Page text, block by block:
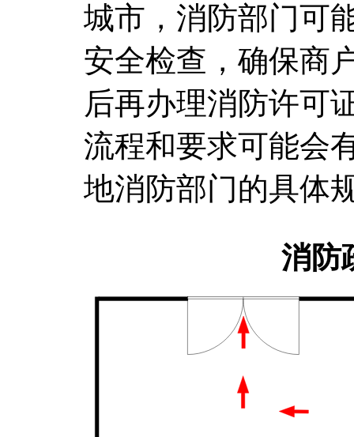
城市，消防部门可
安全检查，确保商
后再办理消防许可
流程和要求可能会
地消防部门的具体